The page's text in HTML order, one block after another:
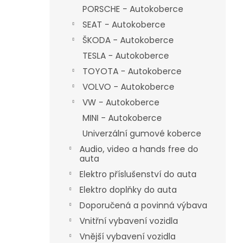
PORSCHE - Autokoberce
SEAT - Autokoberce
ŠKODA - Autokoberce
TESLA - Autokoberce
TOYOTA - Autokoberce
VOLVO - Autokoberce
VW - Autokoberce
MINI - Autokoberce
Univerzální gumové koberce
Audio, video a hands free do
auta
Elektro příslušenství do auta
Elektro doplňky do auta
Doporučená a povinná výbava
Vnitřní vybavení vozidla
Vnější vybavení vozidla